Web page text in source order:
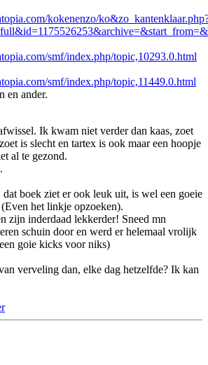
kokenenzo/
smf/index.php/topic,10293.0.html
smf/index.php/topic,11449.0.html
en ander.
Ik kwam niet verder dan kaas, zoet
is slecht en tartex is ook maar een hoopje
al te gezond.
boek ziet er ook leuk uit, is wel een goeie
het linkje opzoeken).
zijn inderdaad lekkerder! Sneed mn
schuin door en werd er helemaal vrolijk
goie kicks voor niks)
verveling dan, elke dag hetzelfde? Ik kan